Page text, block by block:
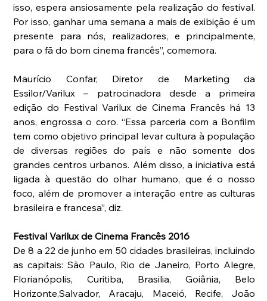
isso, espera ansiosamente pela realização do festival.
Por isso, ganhar uma semana a mais de exibição é um
presente para nós, realizadores, e principalmente,
para o fã do bom cinema francês”, comemora.
Maurício Confar, Diretor de Marketing da
Essilor/Varilux – patrocinadora desde a primeira
edição do Festival Varilux de Cinema Francês há 13
anos, engrossa o coro. “Essa parceria com a Bonfilm
tem como objetivo principal levar cultura à população
de diversas regiões do país e não somente dos
grandes centros urbanos. Além disso, a iniciativa está
ligada à questão do olhar humano, que é o nosso
foco, além de promover a interação entre as culturas
brasileira e francesa”, diz.
Festival Varilux de Cinema Francês 2016
De 8 a 22 de junho em 50 cidades brasileiras, incluindo
as capitais: São Paulo, Rio de Janeiro, Porto Alegre,
Florianópolis, Curitiba, Brasilia, Goiânia, Belo
Horizonte,Salvador, Aracaju, Maceió, Recife, João